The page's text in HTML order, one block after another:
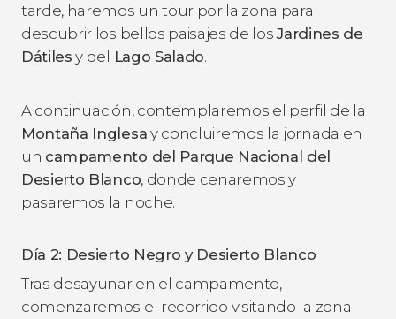
tarde, haremos un tour por la zona para
descubrir los bellos paisajes de losJardines de
Dátiles y del Lago Salado.
A continuación, contemplaremos el perfil de la
Montaña Inglesa y concluiremos la jornada en
un campamento del Parque Nacional del
Desierto Blanco, donde cenaremos y
pasaremos la noche.
Día 2: Desierto Negro y Desierto Blanco
Tras desayunar en el campamento,
comenzaremos el recorrido visitando la zona